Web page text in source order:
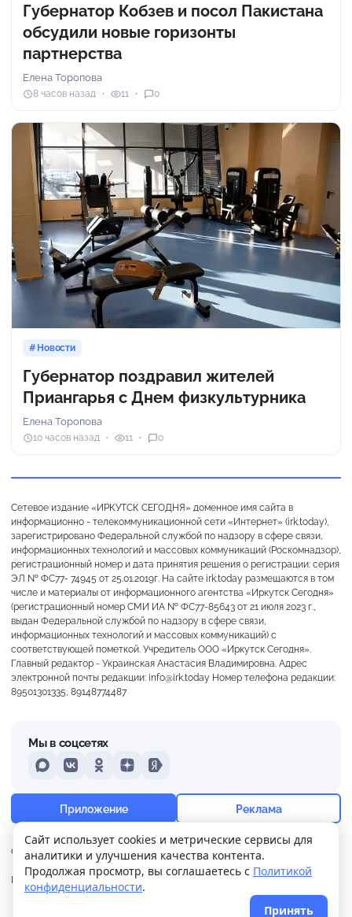
+17° Ощущается как +17
1 м/с 757 мм 98%
Губернатор Кобзев и посол Пакистана
обсудили новые горизонты
партнерства
Елена Торопова
8 часов назад 11 0
Новости
Губернатор поздравил жителей
Приангарья с Днем физкультурника
Елена Торопова
10 часов назад 11 0
Сетевое издание «ИРКУТСК СЕГОДНЯ» доменное имя сайта в
информационно - телекоммуникационной сети «Интернет» (irk.today),
зарегистрировано Федеральной службой по надзору в сфере связи,
информационных технологий и массовых коммуникаций (Роскомнадзор),
регистрационный номер и дата принятия решения о регистрации: серия
ЭЛ № ФС77- 74945 от 25.01.2019г. На сайте irk.today размещаются в том
числе и материалы от информационного агентства «Иркутск Сегодня»
(регистрационный номер СМИ ИА № ФС77-85643 от 21 июля 2023 г.,
выдан Федеральной службой по надзору в сфере связи,
информационных технологий и массовых коммуникаций) с
соответствующей пометкой. Учредитель ООО «Иркутск Сегодня».
Главный редактор - Украинская Анастасия Владимировна. Адрес
электронной почты редакции: info@irk.today Номер телефона редакции:
89501301335, 89148774487
О нас Контакты Прислать новость
Реклама
Политика
конфиденциальности
Мы в соцсетях
MAXVKontakteOdnoklassniki
DzenYandex
Приложение Реклама
Сайт использует cookies и метрические сервисы для
аналитики и улучшения качества контента.
Продолжая просмотр, вы соглашаетесь с Политикой
конфиденциальности.
Принять